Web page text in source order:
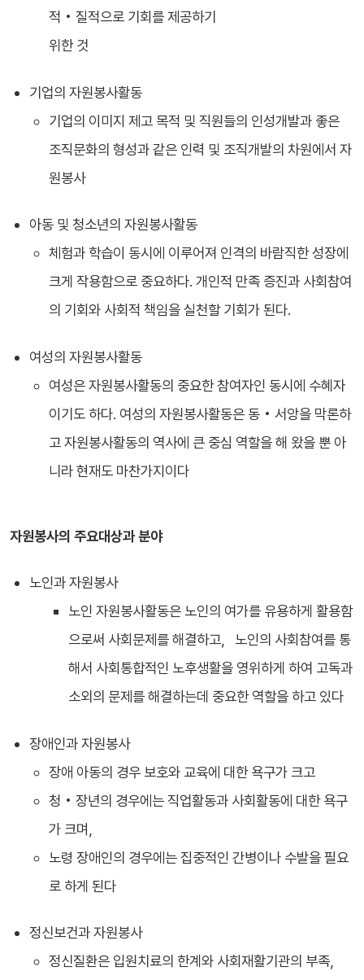
적 • 질적으로 기회를 제공하기
위한 것
기업의 자원봉사활동
기업의 이미지 제고 목적 및 직원들의 인성개발과 좋은
조직문화의 형성과 같은 인력 및 조직개발의 차원에서 자
원봉사
아동 및 청소년의 자원봉사활동
체험과 학습이 동시에 이루어져 인격의 바람직한 성장에
크게 작용함으로 중요하다. 개인적 만족 증진과 사회참여
의 기회와 사회적 책임을 실천할 기회가 된다.
여성의 자원봉사활동
여성은 자원봉사활동의 중요한 참여자인 동시에 수혜자
이기도 하다. 여성의 자원봉사활동은 동 • 서앙을 막론하
고 자원봉사활동의 역사에 큰 중심 역할을 해 왔을 뿐 아
니라 현재도 마찬가지이다
자원봉사의 주요대상과 분야
노인과 자원봉사
노인 자원봉사활동은 노인의 여가를 유용하게 활용함
으로써 사회문제를 해결하고，노인의 사회참여를 통
해서 사회통합적인 노후생활을 영위하게 하여 고독과
소외의 문제를 해결하는데 중요한 역할을 하고 있다
장애인과 자원봉사
장애 아동의 경우 보호와 교육에 대한 욕구가 크고
청 • 장년의 경우에는 직업활동과 사회활동에 대한 욕구
가 크며，
노령 장애인의 경우에는 집중적인 간병이나 수발을 필요
로 하게 된다
정신보건과 자원봉사
정신질환은 입원치료의 한계와 사회재활기관의 부족，